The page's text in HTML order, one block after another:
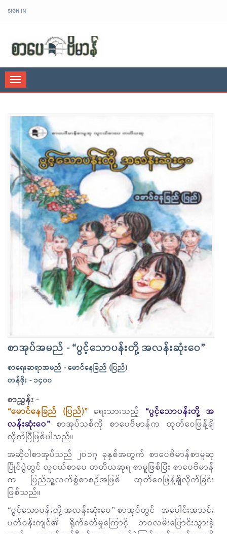
SIGN IN
Toggle
navigation
စာအုပ်အမည် - “ပွင့်သောပန်းတို့ အလန်းဆုံးဝေ”
စာရေးဆရာအမည် - မောင်နေခြည် (ပြည်)
တန်ဖိုး - ၁၄၀၀
စာညွှန်း -
“မောင်နေခြည် (ပြည်)” ရေးသားသည့် “ပွင့်သောပန်းတို့ အ
လန်းဆုံးဝေ” စာအုပ်သစ်ကို စာပေဗိမာန်က ထုတ်ဝေဖြန့်ချိ
လိုက်ပြီဖြစ်ပါသည်။
အဆိုပါစာအုပ်သည် ၂ဝ၁၇ ခုနှစ်အတွက် စာပေဗိမာန်စာမူဆု
ပြိုင်ပွဲတွင် လူငယ်စာပေ တတိယဆုရ စာမူဖြစ်ပြီး စာပေဗိမာန်
က ပြည်သူ့လက်စွဲစာစဉ်အဖြစ် ထုတ်ဝေဖြန့်ချိလိုက်ခြင်း
ဖြစ်သည်။
“ပွင့်သောပန်းတို့ အလန်းဆုံးဝေ” စာအုပ်တွင် အပေါင်းအသင်း
ပတ်ဝန်းကျင်၏ ရိုက်ခတ်မှုကြောင့် ဘဝလမ်းပြောင်းသွားခဲ့